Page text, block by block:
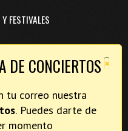
FESTIVALES
×
DE CONCIERTOS
tu correo nuestra
. Puedes darte de
momento